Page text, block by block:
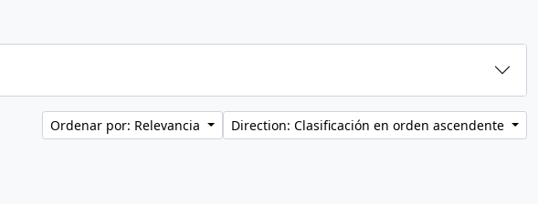
Ordenar por: Relevancia Direction: Clasificación en orden ascendente